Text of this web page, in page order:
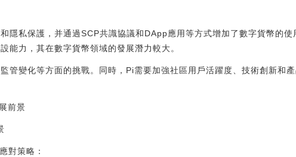
隱私保護，并通過SCP共識協議和DApp應用等方式增加了數字貨幣的使
能力，其在數字貨幣領域的發展潛力較大。
管變化等方面的挑戰。同時，Pi需要加強社區用戶活躍度、技術創新和
前景
對策略：